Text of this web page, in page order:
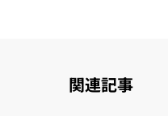
関連記事